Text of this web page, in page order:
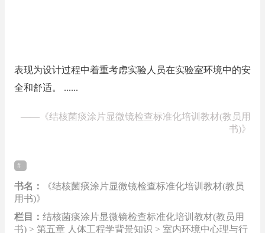
表现为设计过程中着重考虑实验人员在实验室环境中的安
全和舒适。 ......
—— 《结核菌痰涂片显微镜检查标准化培训教材(教员用
书)》
书名：
《结核菌痰涂片显微镜检查标准化培训教材(教员
用书)》
栏目： 结核菌痰涂片显微镜检查标准化培训教材(教员用
书) > 第五章 人体工程学背景知识 > 室内环境中心理与行